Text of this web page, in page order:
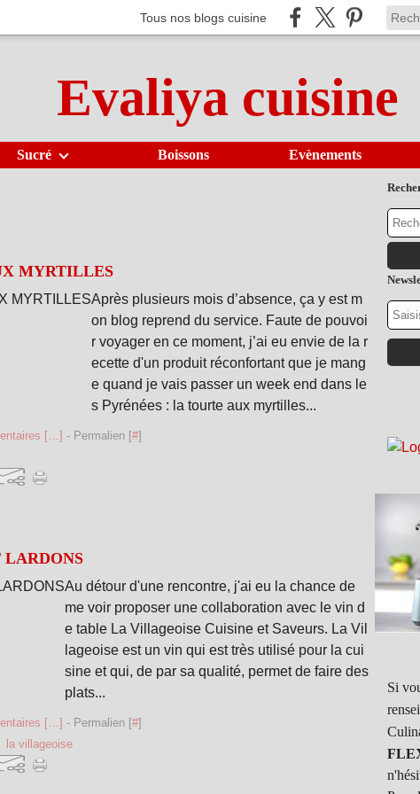
Tous nos blogs cuisine
Evaliya cuisine
Sucré Boissons Evènements
MYRTILLES
Après plusieurs mois d’absence, ça y est m
on blog reprend du service. Faute de pouvoi
r voyager en ce moment, j’ai eu envie de la r
ecette d'un produit réconfortant que je mang
e quand je vais passer un week end dans le
s Pyrénées : la tourte aux myrtilles...
[…] - Permalien [#]
LARDONS
Au détour d'une rencontre, j'ai eu la chance de
me voir proposer une collaboration avec le vin d
e table La Villageoise Cuisine et Saveurs. La Vil
lageoise est un vin qui est très utilisé pour la cui
sine et qui, de par sa qualité, permet de faire des
plats...
[…] - Permalien [#]
la villageoise
Si